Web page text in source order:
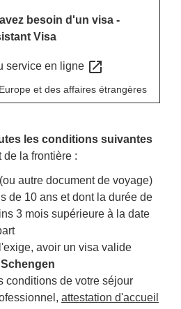
besoin d'un visa -
Visa
service en ligne open_in_new
et des affaires étrangères
les conditions suivantes
de la frontière :
autre document de voyage)
de 10 ans et dont la durée de
3 mois supérieure à la date
avoir un visa valide
Schengen
conditions de votre séjour
attestation d'accueil